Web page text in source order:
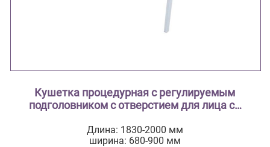
Кушетка процедурная с регулируемым
подголовником с отверстием для лица со
Длина: 1830-2000 мм
ширина: 680-900 мм